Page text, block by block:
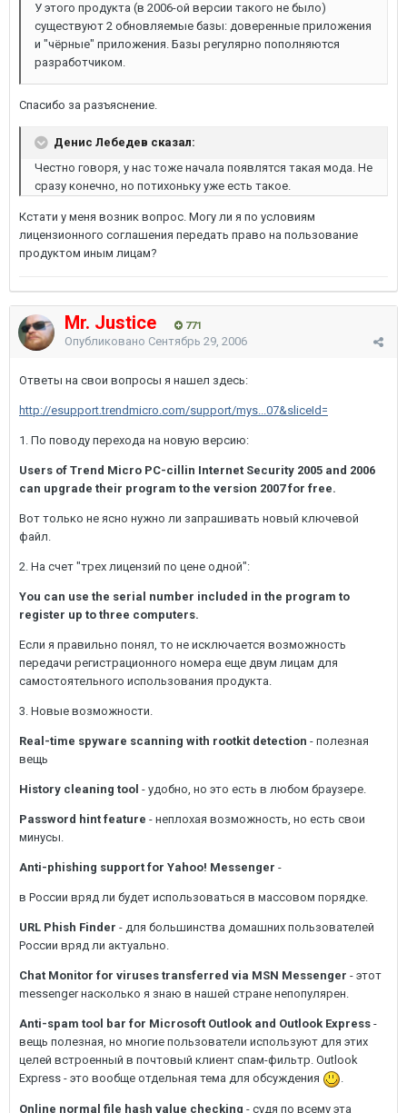
У этого продукта (в 2006-ой версии такого не было)
существуют 2 обновляемые базы: доверенные приложения
и "чёрные" приложения. Базы регулярно пополняются
разработчиком.
Спасибо за разъяснение.
Денис Лебедев сказал:
Честно говоря, у нас тоже начала появлятся такая мода. Не
сразу конечно, но потихоньку уже есть такое.
Кстати у меня возник вопрос. Могу ли я по условиям
лицензионного соглашения передать право на пользование
продуктом иным лицам?
Mr. Justice 771
Опубликовано Сентябрь 29, 2006
Ответы на свои вопросы я нашел здесь:
http://esupport.trendmicro.com/support/mys...07&sliceId=
1. По поводу перехода на новую версию:
Users of Trend Micro PC-cillin Internet Security 2005 and 2006
can upgrade their program to the version 2007 for free.
Вот только не ясно нужно ли запрашивать новый ключевой
файл.
2. На счет "трех лицензий по цене одной":
You can use the serial number included in the program to
register up to three computers.
Если я правильно понял, то не исключается возможность
передачи регистрационного номера еще двум лицам для
самостоятельного использования продукта.
3. Новые возможности.
Real-time spyware scanning with rootkit detection - полезная
вещь
History cleaning tool - удобно, но это есть в любом браузере.
Password hint feature - неплохая возможность, но есть свои
минусы.
Anti-phishing support for Yahoo! Messenger -
в России вряд ли будет использоваться в массовом порядке.
URL Phish Finder - для большинства домашних пользователей
России вряд ли актуально.
Chat Monitor for viruses transferred via MSN Messenger - этот
messenger насколько я знаю в нашей стране непопулярен.
Anti-spam tool bar for Microsoft Outlook and Outlook Express -
вещь полезная, но многие пользователи используют для этих
целей встроенный в почтовый клиент спам-фильтр. Outlook
Express - это вообще отдельная тема для обсуждения
.
Online normal file hash value checking - судя по всему эта